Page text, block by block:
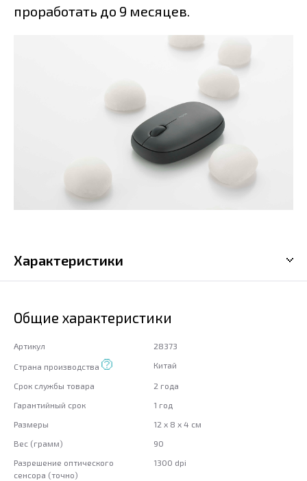
проработать до 9 месяцев.
Характеристики
Общие характеристики
Артикул 28373
Страна производства Китай
Срок службы товара
2 года
Гарантийный срок
1 год
Размеры
12 x 8 x 4 см
Вес (грамм)
90
Разрешение оптического
сенсора (точно)
1300 dpi